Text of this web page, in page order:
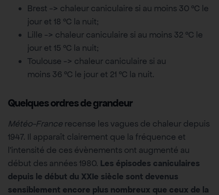
Brest -> chaleur caniculaire si au moins 30 °C le
jour et 18 °C la nuit;
Lille -> chaleur caniculaire si au moins 32 °C le
jour et 15 °C la nuit;
Toulouse -> chaleur caniculaire si au
moins 36 °C le jour et 21 °C la nuit.
Quelques ordres de grandeur
Météo-France recense les vagues de chaleur depuis
1947. Il apparaît clairement que la fréquence et
l’intensité de ces évènements ont augmenté au
début des années 1980. Les épisodes caniculaires
depuis le début du XXIe siècle sont devenus
sensiblement encore plus nombreux que ceux de la